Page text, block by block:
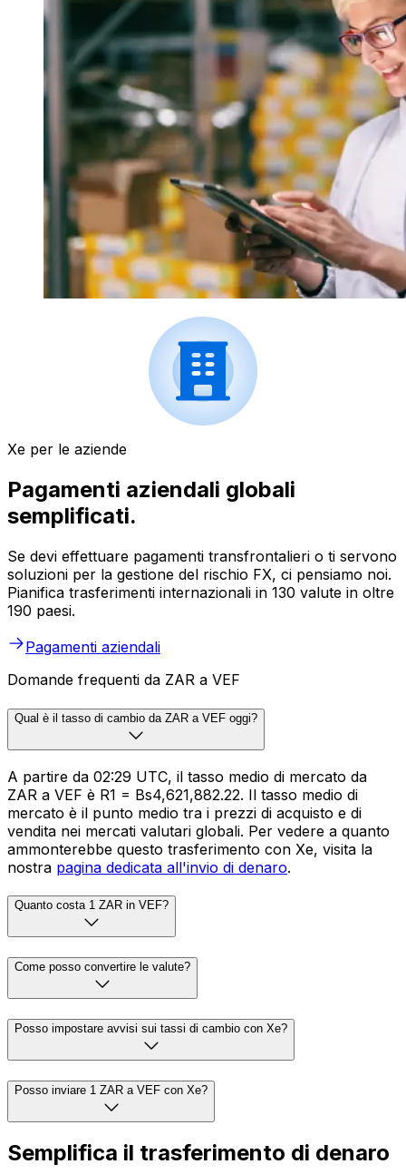
Xe per le aziende
Pagamenti aziendali globali
semplificati.
Se devi effettuare pagamenti transfrontalieri o ti servono
soluzioni per la gestione del rischio FX, ci pensiamo noi.
Pianifica trasferimenti internazionali in 130 valute in oltre
190 paesi.
Pagamenti aziendali
Domande frequenti da ZAR a VEF
Qual è il tasso di cambio da ZAR a VEF oggi?
A partire da 02:29 UTC, il tasso medio di mercato da
ZAR a VEF è R1 = Bs4,621,882.22. Il tasso medio di
mercato è il punto medio tra i prezzi di acquisto e di
vendita nei mercati valutari globali. Per vedere a quanto
ammonterebbe questo trasferimento con Xe, visita la
nostra pagina dedicata all'invio di denaro.
Quanto costa 1 ZAR in VEF?
Come posso convertire le valute?
Posso impostare avvisi sui tassi di cambio con Xe?
Posso inviare 1 ZAR a VEF con Xe?
Semplifica il trasferimento di denaro